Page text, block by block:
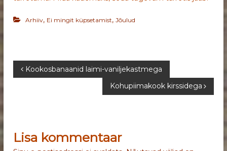
Arhiiv, Ei mingit küpsetamist,Jõulud
N
i
Kookosbanaanid laimi-vaniljekastmega
Kohupiimakook kirssidega
Lisa kommentaar